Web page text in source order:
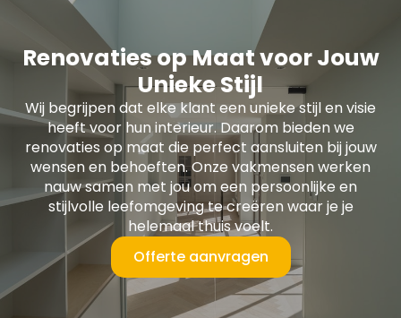
Renovaties op Maat voor Jouw
Unieke Stijl
Wij begrijpen dat elke klant een unieke stijl en visie
heeft voor hun interieur. Daarom bieden we
renovaties op maat die perfect aansluiten bij jouw
wensen en behoeften. Onze vakmensen werken
nauw samen met jou om een persoonlijke en
stijlvolle leefomgeving te creëren waar je je
helemaal thuis voelt.
Offerte aanvragen